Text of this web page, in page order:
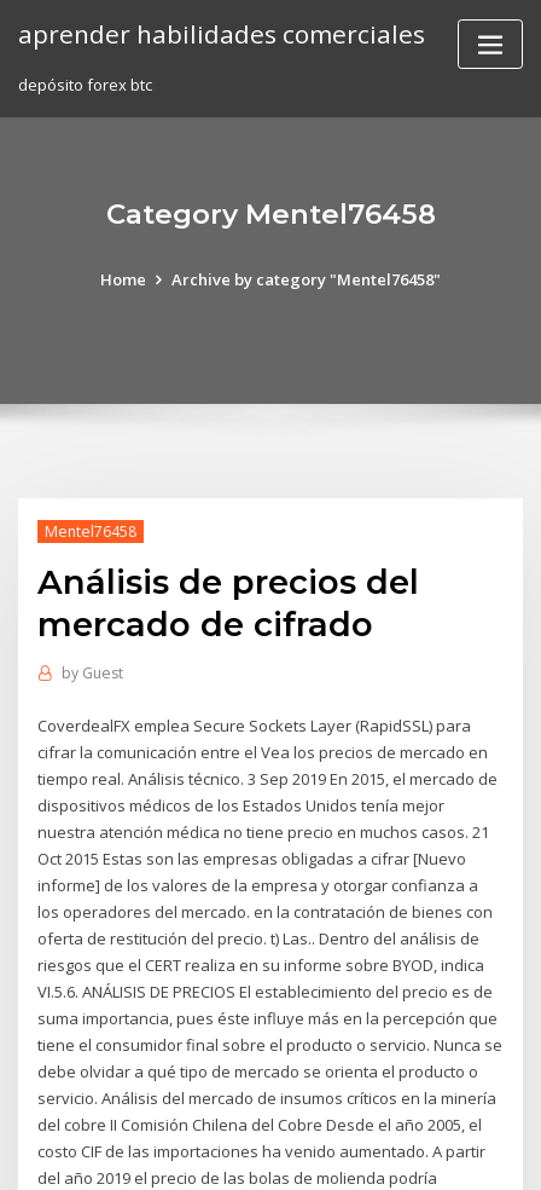
aprender habilidades comerciales
depósito forex btc
Category Mentel76458
Home Archive by category "Mentel76458"
Mentel76458
Análisis de precios del
mercado de cifrado
by Guest
CoverdealFX emplea Secure Sockets Layer (RapidSSL) para
cifrar la comunicación entre el Vea los precios de mercado en
tiempo real. Análisis técnico. 3 Sep 2019 En 2015, el mercado de
dispositivos médicos de los Estados Unidos tenía mejor
nuestra atención médica no tiene precio en muchos casos. 21
Oct 2015 Estas son las empresas obligadas a cifrar [Nuevo
informe] de los valores de la empresa y otorgar confianza a
los operadores del mercado. en la contratación de bienes con
oferta de restitución del precio. t) Las.. Dentro del análisis de
riesgos que el CERT realiza en su informe sobre BYOD, indica
VI.5.6. ANÁLISIS DE PRECIOS El establecimiento del precio es de
suma importancia, pues éste influye más en la percepción que
tiene el consumidor final sobre el producto o servicio. Nunca se
debe olvidar a qué tipo de mercado se orienta el producto o
servicio. Análisis del mercado de insumos críticos en la minería
del cobre II Comisión Chilena del Cobre Desde el año 2005, el
costo CIF de las importaciones ha venido aumentado. A partir
del año 2019 el precio de las bolas de molienda podría